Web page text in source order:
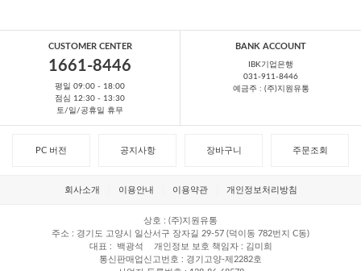
CUSTOMER CENTER
1661-8446
평일 09:00 - 18:00
점심 12:30 - 13:30
토/일/공휴일 휴무
BANK ACCOUNT
IBK기업은행
031-911-8446
예금주 : (주)지원유통
PC 버전 공지사항 장바구니 주문조회
회사소개 이용안내 이용약관 개인정보처리방침
상호
(주)지원유통
주소
경기도 고양시 일산서구 장자길 29-57 (덕이동 782번지 C동)
대표
백광석 개인정보 보호 책임자
김미희
통신판매업신고번호
경기고양-제2282호